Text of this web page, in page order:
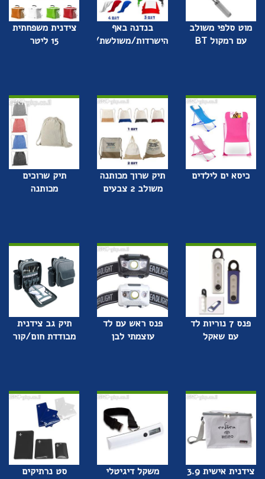
מוט סלפי משולב
עם רמקול BT
בנדנה באף
הישרדות/משולשת/כובע
צידנית משפחתית
15 ליטר
כיסא ים לילדים
תיק שרוך מכותנה
משולב 2 צבעים
תיק שרוכים
מכותנה
פנס 7 נוריות לד
עם שאקל
פנס ראש עם לד
עוצמתי לבן
תיק גב צידנית
מבודדת חום/קור
צידנית אישית 3.9
משקל דיגיטלי
סט נרתיקים